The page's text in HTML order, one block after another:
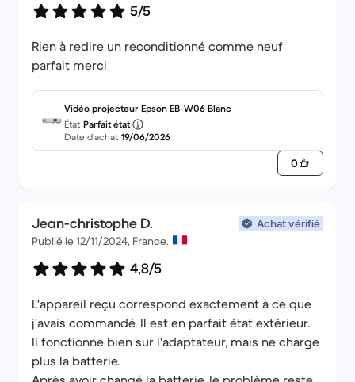
5/5
Rien à redire un reconditionné comme neuf
parfait merci
Vidéo projecteur Epson EB-W06 Blanc
État Parfait état
Date d’achat 19/06/2026
0
Jean-christophe D.
Achat vérifié
Publié le 12/11/2024, France.
4,8/5
L'appareil reçu correspond exactement à ce que
j'avais commandé. Il est en parfait état extérieur.
Il fonctionne bien sur l'adaptateur, mais ne charge
plus la batterie.